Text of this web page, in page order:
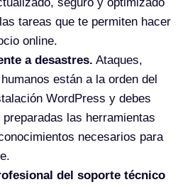
tareas que te permiten hacer
online.
a desastres. Ataques,
están a la orden del
WordPress y debes
las herramientas
necesarios para
del soporte técnico